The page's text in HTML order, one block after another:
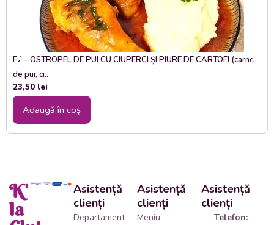
F2 – OSTROPEL DE PUI CU CIUPERCI ȘI PIURE DE CARTOFI (carne
de pui, ci..
23,50 lei
Adaugă în coș
K'
la
Asistență
clienți
Departament
Asistență
clienți
Meniu
Asistență
clienți
Telefon: